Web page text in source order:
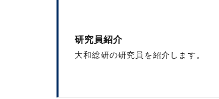
研究員紹介
大和総研の研究員を紹介します。